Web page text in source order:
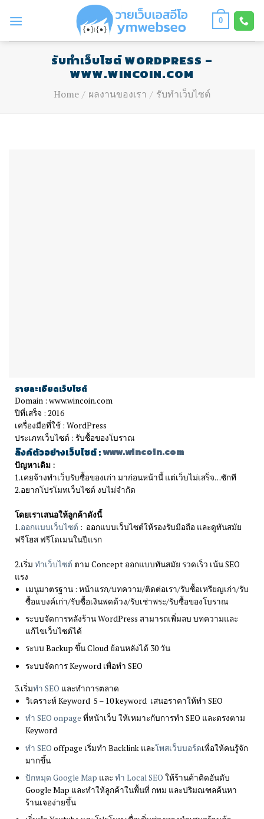
0
รับทำเว็บไซต์ WORDPRESS –
WWW.WINCOIN.COM
Home / ผลงานของเรา / รับทำเว็บไซต์
รายละเอียดเว็บไซต์
Domain : www.wincoin.com
ปีที่เสร็จ : 2016
เครื่องมือที่ใช้ : WordPress
ประเภทเว็บไซต์ : รับซื้อของโบราณ
ลิงค์ตัวอย่างเว็บไซต์ :www.wincoin.com
ปัญหาเดิม :
1.เคยจ้างทำเว็บรับซื้อของเก่า มาก่อนหน้านี้ แต่เว็บไม่เสร็จ…ซักที
2.อยากโปรโมทเว็บไซต์ งบไม่จำกัด
โดยเราเสนอให้ลูกค้าดังนี้
1.ออกแบบเว็บไซต์ : ออกแบบเว็บไซต์ให้รองรับมือถือ และดูทันสมัย
ฟรีโฮส ฟรีโดเมนในปีแรก
2.เริ่ม ทำเว็บไซต์ ตาม Concept ออกแบบทันสมัย รวดเร็ว เน้น SEO
แรง
เมนูมาตรฐาน : หน้าแรก/บทความ/ติดต่อเรา/รับซื้อเหรียญเก่า/รับ
ซื้อแบงค์เก่า/รับซื้อเงินพดด้วง/รับเช่าพระ/รับซื้อของโบราณ
ระบบจัดการหลังร้าน WordPress สามารถเพิ่มลบ บทความและ
แก้ไขเว็บไซต์ได้
ระบบ Backup ขึ้น Cloud ย้อนหลังได้ 30 วัน
ระบบจัดการ Keyword เพื่อทำ SEO
3.เริ่มทำ SEO และทำการตลาด
วิเคราะห์ Keyword 5 – 10 keyword เสนอราคาให้ทำ SEO
ทำ SEO onpage ที่หน้าเว็บ ให้เหมาะกับการทำ SEO และตรงตาม
Keyword
ทำ SEO offpage เริ่มทำ Backlink และโพสเว็บบอร์ดเพื่อให้คนรู้จัก
มากขึ้น
ปักหมุด Google Map และ ทำ Local SEO ให้ร้านค้าติดอันดับ
Google Map และทำให้ลูกค้าในพื้นที่ กทม และปริมณฑลค้นหา
ร้านเจอง่ายขึ้น